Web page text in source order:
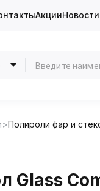
АкцииНовости
Полироли фар и
Glass